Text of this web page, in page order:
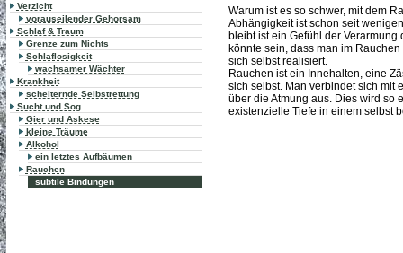
Verzicht
vorauseilender Gehorsam
Schlaf & Traum
Grenze zum Nichts
Schlaflosigkeit
wachsamer Wächter
Krankheit
scheiternde Selbstrettung
Sucht und Sog
Gier und Askese
kleine Träume
Alkohol
ein letztes Aufbäumen
Rauchen
subtile Bindungen
Warum ist es so schwer, mit dem
Abhängigkeit ist schon seit
bleibt ist ein Gefühl der
könnte sein, dass man im
sich selbst realisiert.
Rauchen ist ein Innehalten, eine
sich selbst. Man verbindet sich mit
über die Atmung aus. Dies wird so
existenzielle Tiefe in einem selbst